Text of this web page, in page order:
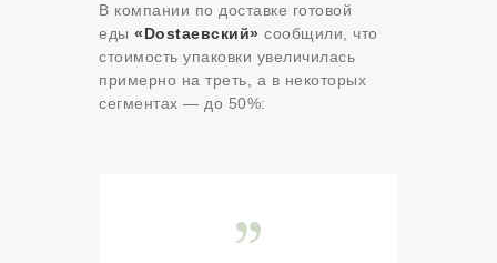
В компании по доставке готовой
еды «Dostaевский» сообщили, что
стоимость упаковки увеличилась
примерно на треть, а в некоторых
сегментах — до 50%: